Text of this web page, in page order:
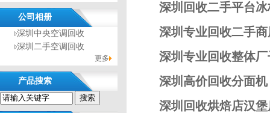
公司相册
深圳中央空调回收
深圳二手空调回收
更多
产品搜索
深圳回收二手平台
深圳专业回收二手
深圳专业回收整体
深圳高价回收分面
深圳回收烘焙店汉